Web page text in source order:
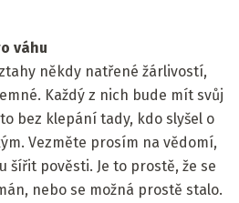
váhu
někdy natřené žárlivostí,
Každý z nich bude mít svůj
bez klepání tady, kdo slyšel o
Vezměte prosím na vědomí,
šířit pověsti. Je to prostě, že se
nebo se možná prostě stalo.